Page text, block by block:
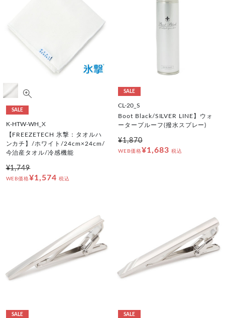
SALE
K-HTW-WH_X
【FREEZETECH 氷撃：タオルハ
ンカチ】/ホワイト/24cm×24cm/
今治産タオル/冷感機能
¥1,749
WEB価格¥1,574 税込
SALE
CL-20_S
Boot Black/SILVER LINE】ウォ
ータープルーフ(撥水スプレー)
¥1,870
WEB価格¥1,683 税込
SALE SALE